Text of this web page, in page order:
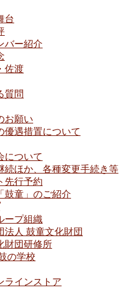
台
バー紹介
佐渡
質問
お願い
優遇措置について
について
続ほか、各種変更手続き等
先行予約
鼓童」のご紹介
ープ組織
法人 鼓童文化財団
財団研修所
の学校
ラインストア